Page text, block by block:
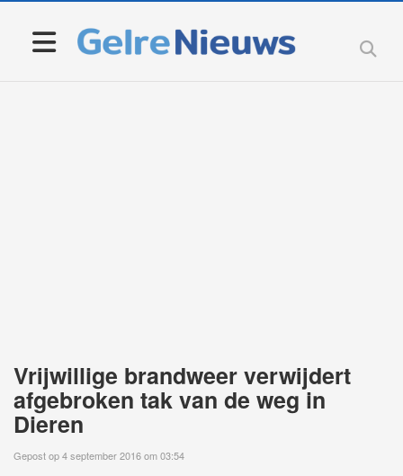
Vrijwillige brandweer verwijdert
afgebroken tak van de weg in
Dieren
Gepost op 4 september 2016 om 03:54